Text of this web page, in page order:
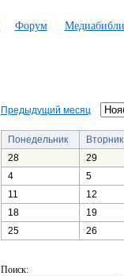
Форум
Предыдущий месяц
Понедельник Вторник
28
29
4
5
11
12
18
19
25
26
Поиск: